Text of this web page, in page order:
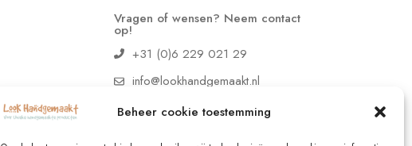
Beheer cookie toestemming
Vragen of wensen? Neem contact
op!
+31 (0)6 229 021 29
info@lookhandgemaakt.nl